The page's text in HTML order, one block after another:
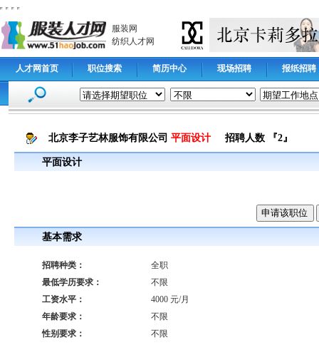
服装网
纺织人才网
人才网首页 职位搜索 简历中心 现场招聘 报纸招聘
北京李子艺林服饰有限公司 平面设计 招聘人数 『2』
平面设计
基本需求
招聘种类：
全职
最低学历要求：
不限
工资水平：
4000 元/月
年龄要求：
不限
性别要求：
不限